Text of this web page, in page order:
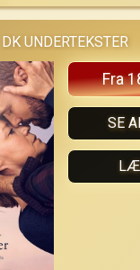
UNDERTEKSTER
SE